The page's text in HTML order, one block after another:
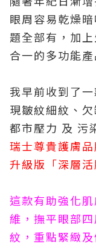
眼周容易乾燥
題全部有，加
合一的多功能
我早前收到了
現皺紋細紋、
都市壓力 及 污
瑞士尊貴護膚
升級版「深層活
這款有助強化
維，撫平眼部
紋，重點緊緻